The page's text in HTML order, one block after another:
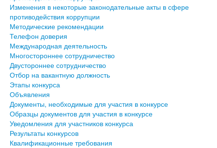
Изменения в некоторые законодательные акты в сфере
противодействия коррупции
Методические рекомендации
Телефон доверия
Международная деятельность
Многостороннее сотрудничество
Двустороннее сотрудничество
Отбор на вакантную должность
Этапы конкурса
Объявления
Документы, необходимые для участия в конкурсе
Образцы документов для участия в конкурсе
Уведомления для участников конкурса
Результаты конкурсов
Квалификационные требования